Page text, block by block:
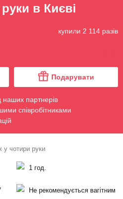
в Києві
купили 2 114 разів
Подарувати
наших партнерів
співробітниками
у чотири руки
1 год.
Не рекомендується вагітним